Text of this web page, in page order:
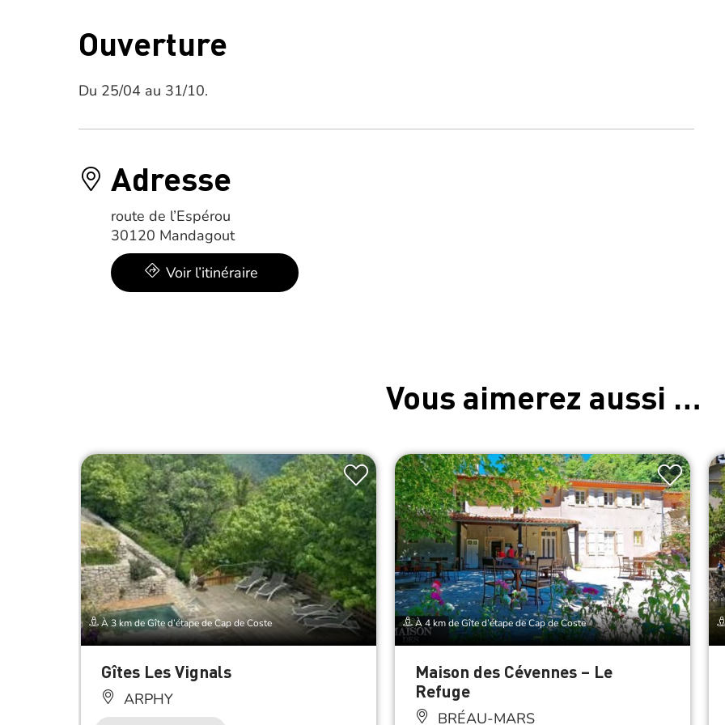
Ouverture
Du 25/04 au 31/10.
Adresse
route de l’Espérou
30120 Mandagout
Voir l’itinéraire
Vous aimerez aussi …
À 3 km de Gîte d’étape de Cap de Coste
Gîtes Les Vignals
ARPHY
À 4 km de Gîte d’étape de Cap de Coste
Maison des Cévennes – Le
Refuge
BRÉAU-MARS